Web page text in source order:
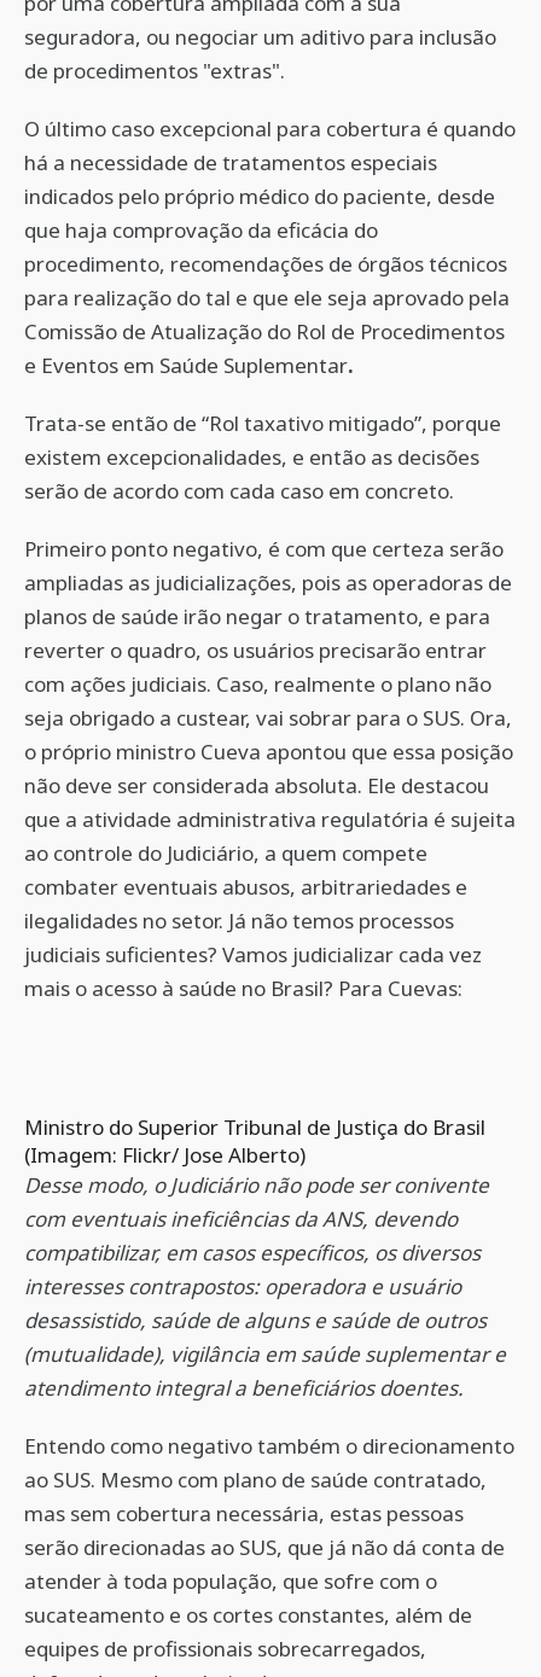
seguradora, ou negociar um aditivo para inclusão
de procedimentos "extras".
O último caso excepcional para cobertura é quando
há a necessidade de tratamentos especiais
indicados pelo próprio médico do paciente, desde
que haja comprovação da eficácia do
procedimento, recomendações de órgãos técnicos
para realização do tal e que ele seja aprovado pela
Comissão de Atualização do Rol de Procedimentos
e Eventos em Saúde Suplementar.
Trata-se então de “Rol taxativo mitigado”, porque
existem excepcionalidades, e então as decisões
serão de acordo com cada caso em concreto.
Primeiro ponto negativo, é com que certeza serão
ampliadas as judicializações, pois as operadoras de
planos de saúde irão negar o tratamento, e para
reverter o quadro, os usuários precisarão entrar
com ações judiciais. Caso, realmente o plano não
seja obrigado a custear, vai sobrar para o SUS. Ora,
o próprio ministro Cueva apontou que essa posição
não deve ser considerada absoluta. Ele destacou
que a atividade administrativa regulatória é sujeita
ao controle do Judiciário, a quem compete
combater eventuais abusos, arbitrariedades e
ilegalidades no setor. Já não temos processos
judiciais suficientes? Vamos judicializar cada vez
mais o acesso à saúde no Brasil? Para Cuevas:
Ministro do Superior Tribunal de Justiça do Brasil
(Imagem: Flickr/ Jose Alberto)
Desse modo, o Judiciário não pode ser conivente
com eventuais ineficiências da ANS, devendo
compatibilizar, em casos específicos, os diversos
interesses contrapostos: operadora e usuário
desassistido, saúde de alguns e saúde de outros
(mutualidade), vigilância em saúde suplementar e
atendimento integral a beneficiários doentes.
Entendo como negativo também o direcionamento
ao SUS. Mesmo com plano de saúde contratado,
mas sem cobertura necessária, estas pessoas
serão direcionadas ao SUS, que já não dá conta de
atender à toda população, que sofre com o
sucateamento e os cortes constantes, além de
equipes de profissionais sobrecarregados,